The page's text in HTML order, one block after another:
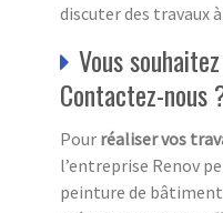
discuter des travaux
Vous
Contactez-nous
Pour réaliser vos
l’entreprise Renov
peinture de